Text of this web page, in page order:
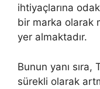
ihtiyaçlarına
bir marka olarak
yer almaktadır.
Bunun yanı sıra,
sürekli olarak